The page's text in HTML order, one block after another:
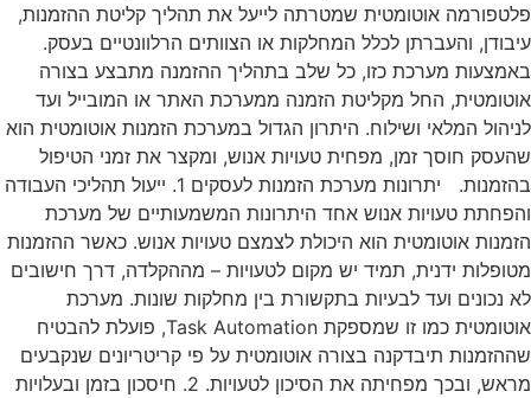
פלטפורמה אוטומטית שמטרתה לייעל את תהליך קליטת ההזמנות,
עיבודן, והעברתן לכלל המחלקות או הצוותים הרלוונטיים בעסק.
באמצעות מערכת כזו, כל שלב בתהליך ההזמנה מתבצע בצורה
אוטומטית, החל מקליטת הזמנה ממערכת האתר או המובייל ועד
לניהול המלאי ושילוח. היתרון הגדול במערכת הזמנות אוטומטית הוא
שהעסק חוסך זמן, מפחית טעויות אנוש, ומקצר את זמני הטיפול
בהזמנות. יתרונות מערכת הזמנות לעסקים 1. ייעול תהליכי העבודה
והפחתת טעויות אנוש אחד היתרונות המשמעותיים של מערכת
הזמנות אוטומטית הוא היכולת לצמצם טעויות אנוש. כאשר ההזמנות
מטופלות ידנית, תמיד יש מקום לטעויות – מההקלדה, דרך חישובים
לא נכונים ועד לבעיות בתקשורת בין מחלקות שונות. מערכת
אוטומטית כמו זו שמספקת Task Automation, פועלת להבטיח
שההזמנות תיבדקנה בצורה אוטומטית על פי קריטריונים שנקבעים
מראש, ובכך מפחיתה את הסיכון לטעויות. 2. חיסכון בזמן ובעלויות